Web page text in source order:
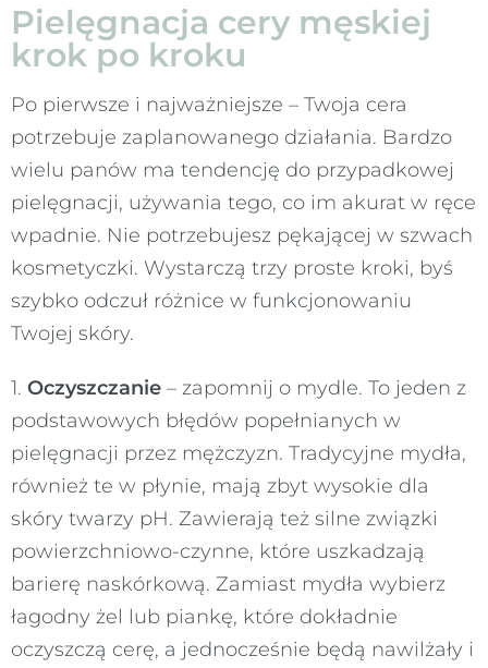
Pielęgnacja cery męskiej
krok po kroku
Po pierwsze i najważniejsze – Twoja cera
potrzebuje zaplanowanego działania. Bardzo
wielu panów ma tendencję do przypadkowej
pielęgnacji, używania tego, co im akurat w ręce
wpadnie. Nie potrzebujesz pękającej w szwach
kosmetyczki. Wystarczą trzy proste kroki, byś
szybko odczuł różnice w funkcjonowaniu
Twojej skóry.
1. Oczyszczanie – zapomnij o mydle. To jeden z
podstawowych błędów popełnianych w
pielęgnacji przez mężczyzn. Tradycyjne mydła,
również te w płynie, mają zbyt wysokie dla
skóry twarzy pH. Zawierają też silne związki
powierzchniowo-czynne, które uszkadzają
barierę naskórkową. Zamiast mydła wybierz
łagodny żel lub piankę, które dokładnie
oczyszczą cerę, a jednocześnie będą nawilżały i